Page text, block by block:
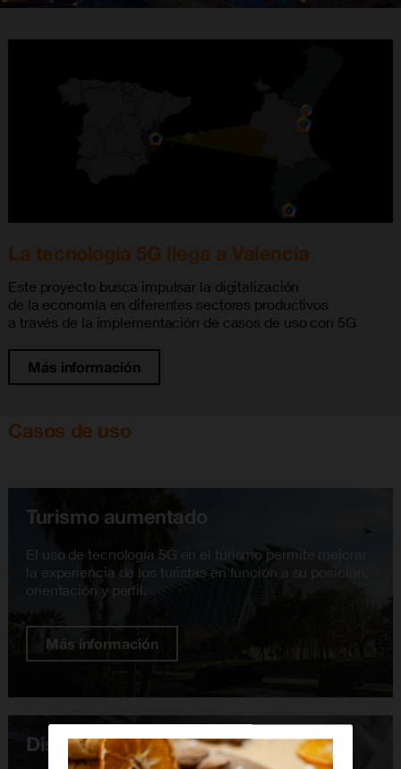
La tecnología 5G llega a Valencia
Este proyecto busca impulsar la digitalización
de la economía en diferentes sectores productivos
a través de la implementación de casos de uso con 5G
Más información
Casos de uso
Turismo aumentado
El uso de tecnología 5G en el turismo permite mejorar
la experiencia de los turistas en función a su posición,
orientación y perfil.
Más información
Disaster recovery